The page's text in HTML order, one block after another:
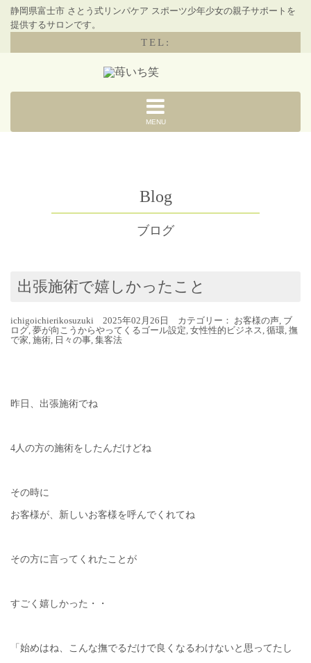
静岡県富士市 さとう式リンパケア スポーツ少年少女の親子サポートを
提供するサロンです。
TEL:
MENU
Blog
ブログ
出張施術で嬉しかったこと
ichigoichierikosuzuki 2025年02月26日 カテゴリー： お客様の声, ブ
ログ, 夢が向こうからやってくるゴール設定, 女性性的ビジネス, 循環, 撫
で家, 施術, 日々の事, 集客法
昨日、出張施術でね
4人の方の施術をしたんだけどね
その時に
お客様が、新しいお客様を呼んでくれてね
その方に言ってくれたことが
すごく嬉しかった・・
「始めはね、こんな撫でるだけで良くなるわけないと思ってたし